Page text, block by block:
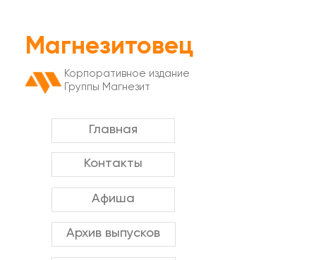
Афиша
Контакты
Главная
Магнезитовец
Корпоративное издание
Группы Магнезит
Архив выпусков